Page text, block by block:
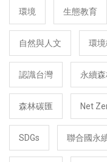
環境 生態教育
自然與人文 環
認識台灣 永續
森林碳匯 Net
SDGs 聯合國永